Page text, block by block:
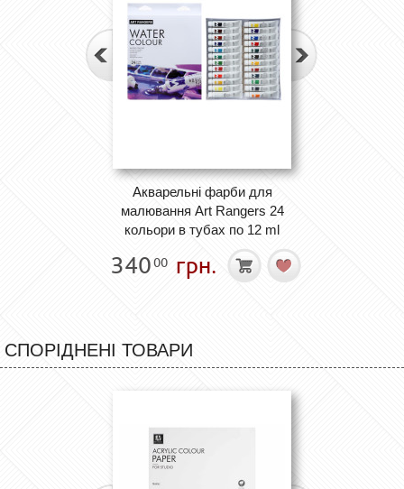
Акварельні фарби для
малювання Art Rangers 24
кольори в тубах по 12 ml
34000 грн.
СПОРІДНЕНІ ТОВАРИ